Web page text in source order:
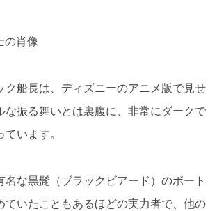
の肖像
ク船長は、ディズニーのアニメ版で見せ
な振る舞いとは裏腹に、非常にダークで
います。
名な黒髭（ブラックビアード）のボート
ていたこともあるほどの実力者で、他の